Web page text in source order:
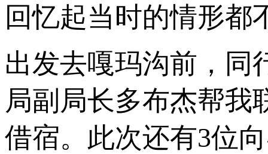
回忆起当时的情形都
出发去嘎玛沟前，
局副局长多布杰帮我
借宿。此次还有3位